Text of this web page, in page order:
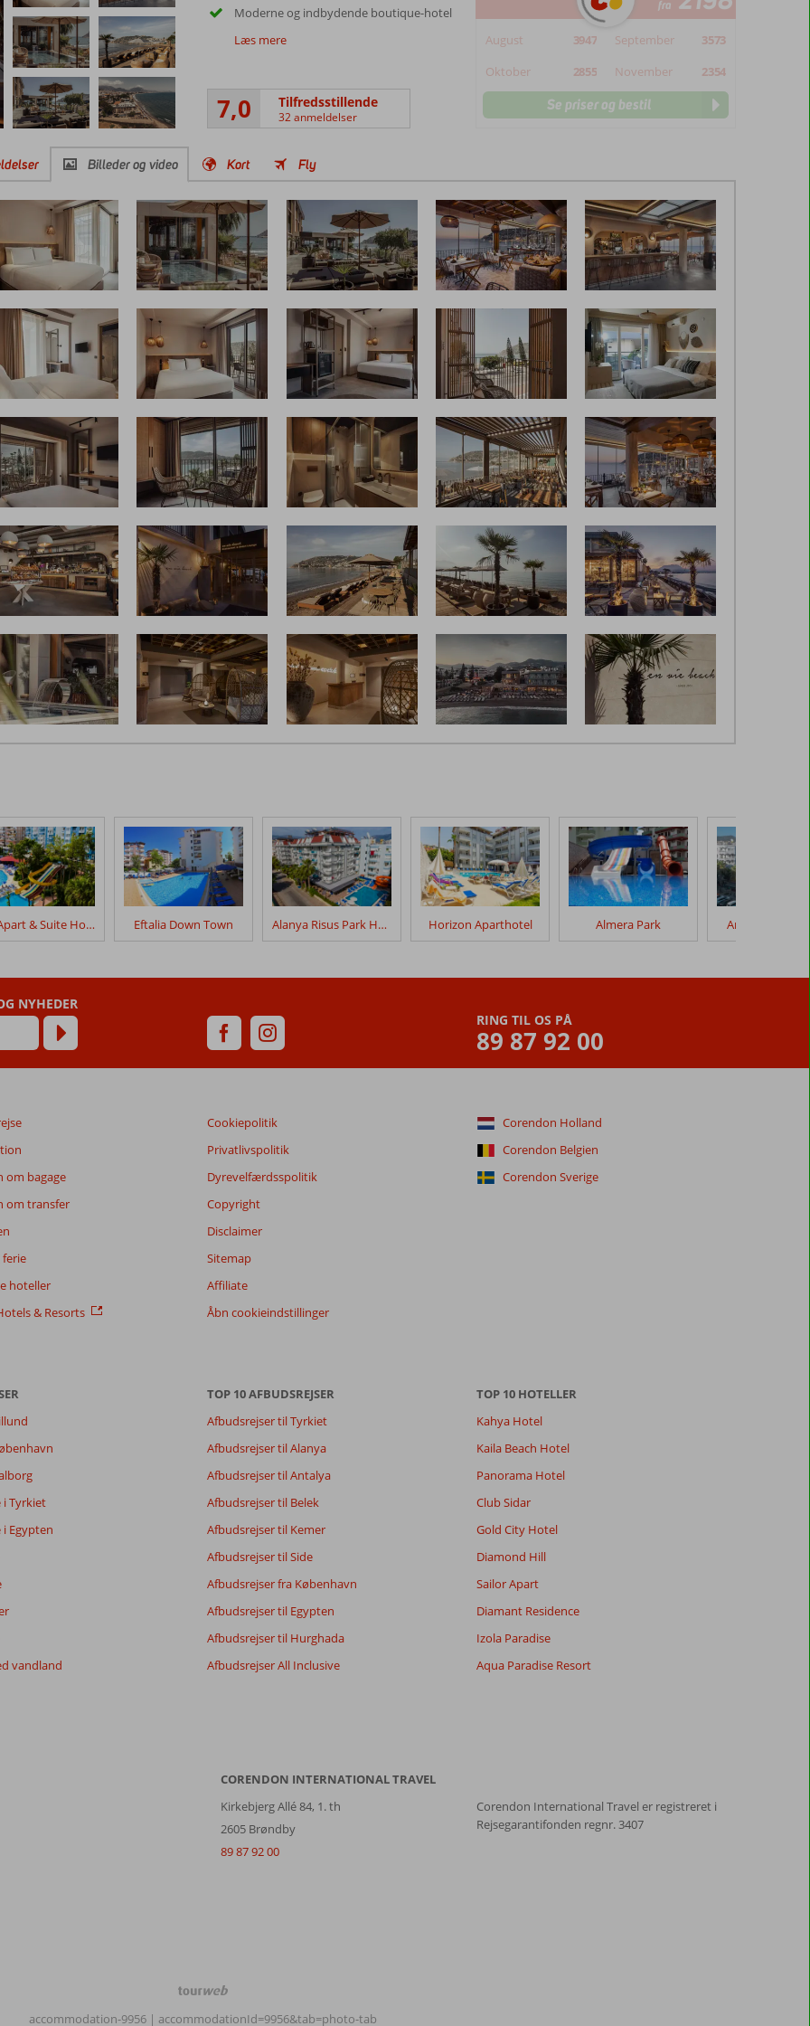
Moderne og indbydende boutique-hotel
Læs mere
7,0 Tilfredsstillende
32 anmeldelser
fra
August 3947 September
3573
Oktober
2855 November 2354
Se priser og bestil
Billeder og video Kort Fly
Sorter
dato (ny > gammel)
Ark Apart & Suite Hotel Eftalia Down Town Alanya Risus Park Hotel Horizon Aparthotel Almera Park Angora
RING TIL OS PÅ
89 87 92 00
NYHEDER
om bagage
om transfer
hoteller
& Resorts
Cookiepolitik
Privatlivspolitik
Dyrevelfærdsspolitik
Copyright
Disclaimer
Sitemap
Affiliate
Åbn cookieindstillinger
Corendon Holland
Corendon Belgien
Corendon Sverige
i Tyrkiet
i Egypten
vandland
TOP 10 AFBUDSREJSER
Afbudsrejser til Tyrkiet
Afbudsrejser til Alanya
Afbudsrejser til Antalya
Afbudsrejser til Belek
Afbudsrejser til Kemer
Afbudsrejser til Side
Afbudsrejser fra København
Afbudsrejser til Egypten
Afbudsrejser til Hurghada
Afbudsrejser All Inclusive
TOP 10 HOTELLER
Kahya Hotel
Kaila Beach Hotel
Panorama Hotel
Club Sidar
Gold City Hotel
Diamond Hill
Sailor Apart
Diamant Residence
Izola Paradise
Aqua Paradise Resort
CORENDON INTERNATIONAL TRAVEL
Kirkebjerg Allé 84, 1. th
2605 Brøndby
89 87 92 00
Corendon International Travel er registreret i
Rejsegarantifonden regnr. 3407
TourWeb
accommodation-9956 | accommodationId=9956&tab=photo-tab